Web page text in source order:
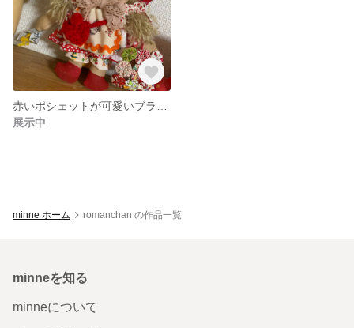
展示中
minne ホーム romanchan の作品一覧
minneを知る
minneについて